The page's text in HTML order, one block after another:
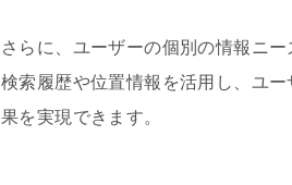
さらに、ユーザーの個別の情報ニ
検索履歴や位置情報を活用し、ユ
果を実現できます。